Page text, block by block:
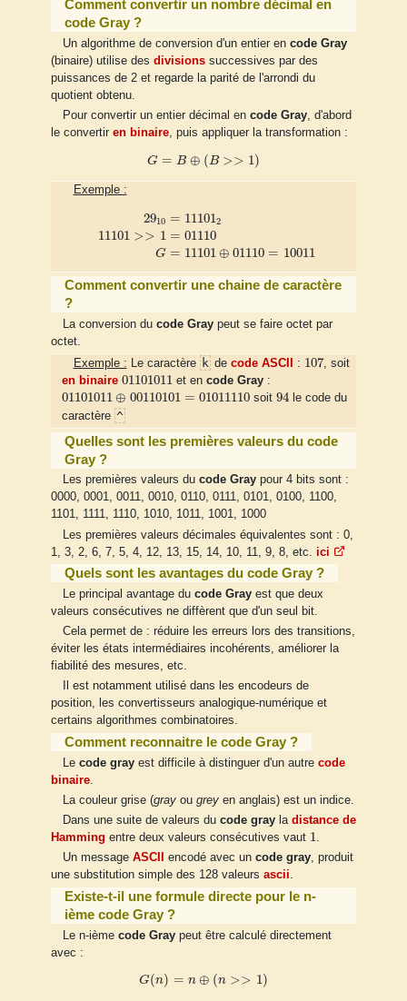
Comment convertir un nombre décimal en
code Gray ?
Un algorithme de conversion d'un entier en code Gray
(binaire) utilise des divisions successives par des
puissances de 2 et regarde la parité de l'arrondi du
quotient obtenu.
Pour convertir un entier décimal en code Gray, d'abord
le convertir en binaire, puis appliquer la transformation :
G = B ⊕ ( B >> 1)
=B ⊕ (B>> 1
Exemple :
2910 = 111012
11101 >> 1 = 01110
G = 11101⊕ 01110 = 10011
11101 11101>>
Comment convertir une chaine de caractère
?
La conversion du code Graypeut se faire octet par
octet.
Exemple : Le caractère kde code ASCII : 107
107, soit
en binaire 01101011
01101011et en code Gray :
01101011⊕ 00110101 = 01011110
01101011⊕00110101 01011110soit 94
94le code du
caractère ^
Quelles sont les premières valeurs du code
Gray ?
Les premières valeurs du code Graypour 4 bits sont :
0000, 0001, 0011, 0010, 0110, 0111, 0101, 0100, 1100,
1101, 1111, 1110, 1010, 1011, 1001, 1000
Les premières valeurs décimales équivalentes sont : 0,
1, 3, 2, 6, 7, 5, 4, 12, 13, 15, 14, 10, 11, 9, 8, etc. ici
Quels sont les avantages du code Gray ?
Le principal avantage du code Grayest que deux
valeurs consécutives ne diffèrent que d'un seul bit.
Cela permet de : réduire les erreurs lors des transitions,
éviter les états intermédiaires incohérents, améliorer la
fiabilité des mesures, etc.
Il est notamment utilisé dans les encodeurs de
position, les convertisseurs analogique-numérique et
certains algorithmes combinatoires.
Comment reconnaitre le code Gray ?
Le code grayest difficile à distinguer d'un autre code
binaire
La couleur grise (grayou greyen anglais) est un indice.
Dans une suite de valeurs du code grayla distance de
Hamming entre deux valeurs consécutives vaut 1
1 .
Un message ASCII encodé avec un code gray, produit
une substitution simple des 128 valeurs ascii.
Existe-t-il une formule directe pour le n-
ième code Gray ?
Le n-ième code Graypeut être calculé directement
avec :
G(n) = n ⊕ (n >> 1)
G ⊕ (n >> 1